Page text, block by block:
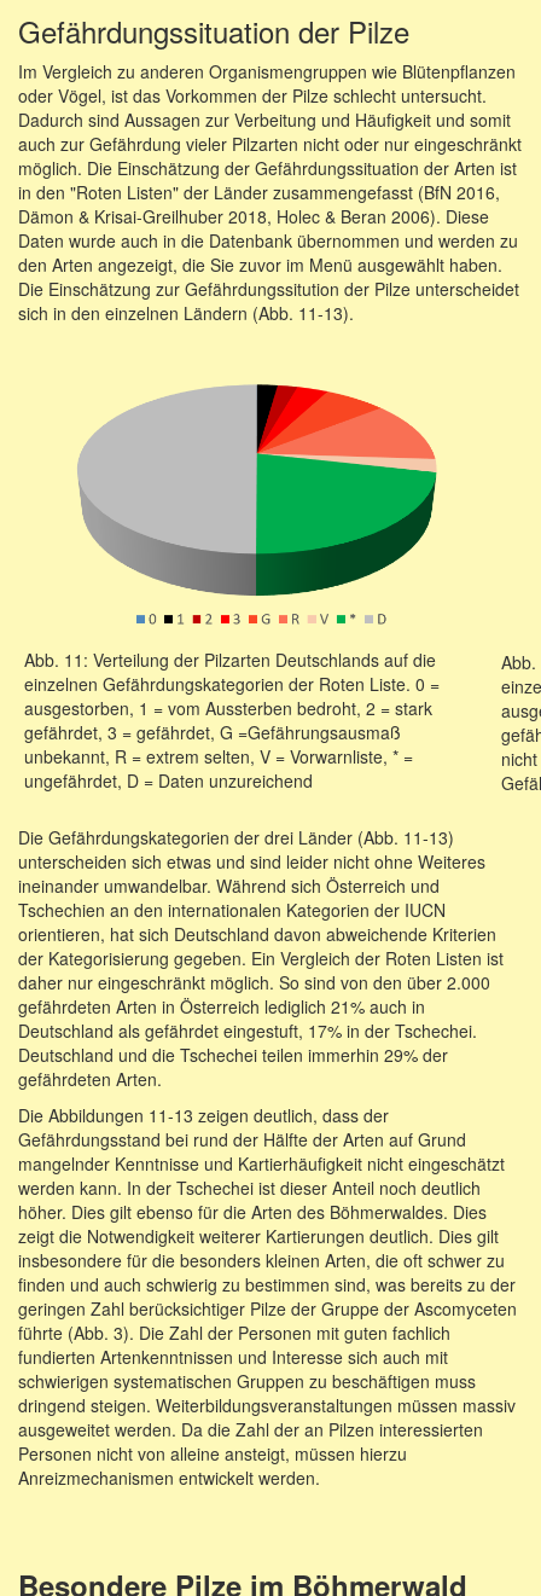
Gefährdungssituation der Pilze
Im Vergleich zu anderen Organismengruppen wie Blütenpflanzen
oder Vögel, ist das Vorkommen der Pilze schlecht untersucht.
Dadurch sind Aussagen zur Verbeitung und Häufigkeit und somit
auch zur Gefährdung vieler Pilzarten nicht oder nur eingeschränkt
möglich. Die Einschätzung der Gefährdungssituation der Arten ist
in den "Roten Listen" der Länder zusammengefasst (BfN 2016,
Dämon & Krisai-Greilhuber 2018, Holec & Beran 2006). Diese
Daten wurde auch in die Datenbank übernommen und werden zu
den Arten angezeigt, die Sie zuvor im Menü ausgewählt haben.
Die Einschätzung zur Gefährdungssitution der Pilze unterscheidet
sich in den einzelnen Ländern (Abb. 11-13).
Abb. 11: Verteilung der Pilzarten Deutschlands auf die
einzelnen Gefährdungskategorien der Roten Liste. 0 =
ausgestorben, 1 = vom Aussterben bedroht, 2 = stark
gefährdet, 3 = gefährdet, G =Gefährungsausmaß
unbekannt, R = extrem selten, V = Vorwarnliste, * =
ungefährdet, D = Daten unzureichend
Abb.
Die Gefährdungskategorien der drei Länder (Abb. 11-13)
unterscheiden sich etwas und sind leider nicht ohne Weiteres
ineinander umwandelbar. Während sich Österreich und
Tschechien an den internationalen Kategorien der IUCN
orientieren, hat sich Deutschland davon abweichende Kriterien
der Kategorisierung gegeben. Ein Vergleich der Roten Listen ist
daher nur eingeschränkt möglich. So sind von den über 2.000
gefährdeten Arten in Österreich lediglich 21% auch in
Deutschland als gefährdet eingestuft, 17% in der Tschechei.
Deutschland und die Tschechei teilen immerhin 29% der
gefährdeten Arten.
Die Abbildungen 11-13 zeigen deutlich, dass der
Gefährdungsstand bei rund der Hälfte der Arten auf Grund
mangelnder Kenntnisse und Kartierhäufigkeit nicht eingeschätzt
werden kann. In der Tschechei ist dieser Anteil noch deutlich
höher. Dies gilt ebenso für die Arten des Böhmerwaldes. Dies
zeigt die Notwendigkeit weiterer Kartierungen deutlich. Dies gilt
insbesondere für die besonders kleinen Arten, die oft schwer zu
finden und auch schwierig zu bestimmen sind, was bereits zu der
geringen Zahl berücksichtiger Pilze der Gruppe der Ascomyceten
führte (Abb. 3). Die Zahl der Personen mit guten fachlich
fundierten Artenkenntnissen und Interesse sich auch mit
schwierigen systematischen Gruppen zu beschäftigen muss
dringend steigen. Weiterbildungsveranstaltungen müssen massiv
ausgeweitet werden. Da die Zahl der an Pilzen interessierten
Personen nicht von alleine ansteigt, müssen hierzu
Anreizmechanismen entwickelt werden.
Besondere Pilze im Böhmerwald